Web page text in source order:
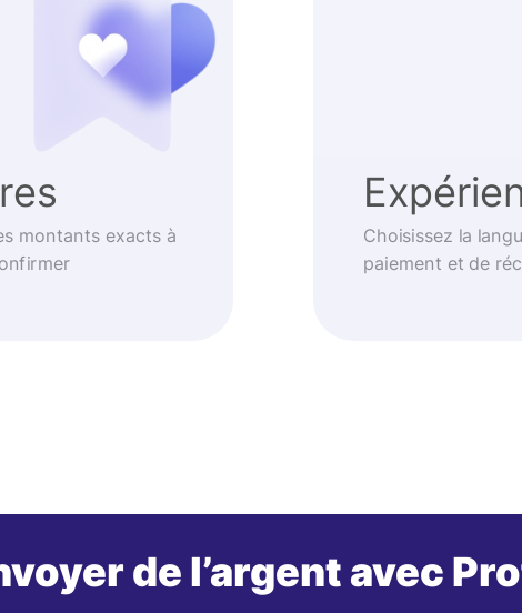
montants exacts à Choisissez la
paiement et de
de l’argent avec